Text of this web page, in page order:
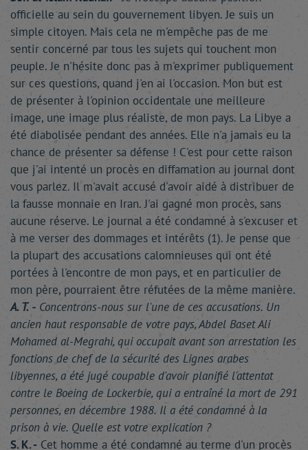
officielle au sein du gouvernement libyen. Je suis un
simple citoyen. Mais cela ne m'empêche pas de me
sentir concerné par tous les sujets qui touchent mon
peuple. Je n'hésite donc pas à m'exprimer publiquement
sur ces questions, quand j'en ai l'occasion. Mon but est
de présenter à l'opinion occidentale une meilleure
image, une image plus réaliste, de mon pays. La Libye a
été diabolisée pendant des années. Elle n'a jamais eu la
chance de présenter sa défense ! C'est pour cette raison
que j'ai intenté un procès en diffamation au journal dont
vous parlez. Il m'avait accusé d'avoir aidé à distribuer de
la fausse monnaie en Iran. J'ai gagné mon procès, sans
aucune réserve. Le journal a été condamné à s'excuser et
à me verser des dommages et intérêts (1). Je pense que
la plupart des accusations calomnieuses qui ont été
portées à l'encontre de mon pays, et en particulier de
mon père, pourraient être réfutées de la même manière.
A. T. - Concentrons-nous sur l'une de ces accusations. Un
ancien haut responsable de votre pays, Abdel Baset Ali
Mohamed al-Megrahi, qui occupait avant son arrestation les
fonctions de chef de la sécurité des Lignes arabes
libyennes, a été jugé coupable d'avoir planifié l'attentat
contre le Boeing de Lockerbie, qui a entraîné la mort de 291
personnes, en décembre 1988. Il a été condamné à la
prison à vie. Quelle est votre explication ?
S. K. - Cet homme a été condamné au terme d'un procès